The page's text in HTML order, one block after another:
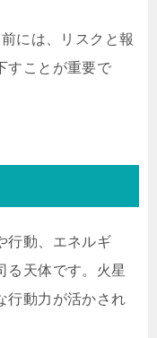
には、リスクと報
すことが重要で
行動、エネルギ
る天体です。火星
行動力が活かされ